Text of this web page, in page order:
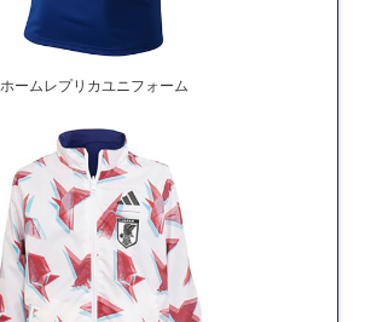
ホームレプリカユニフォーム